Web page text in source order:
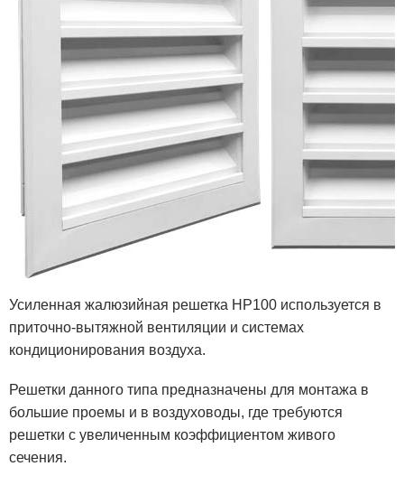
Усиленная жалюзийная решетка НР100 используется в
приточно-вытяжной вентиляции и системах
кондиционирования воздуха.
Решетки данного типа предназначены для монтажа в
большие проемы и в воздуховоды, где требуются
решетки с увеличенным коэффициентом живого
сечения.